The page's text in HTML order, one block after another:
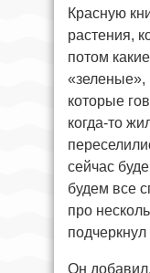
Красную
растения,
потом
которые
когда-то
сейчас
будем все
про
подчеркнул
Он